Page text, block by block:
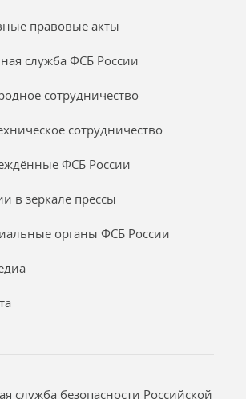
правовые акты
служба ФСБ России
сотрудничество
сотрудничество
ФСБ России
в зеркале прессы
органы ФСБ России
служба безопасности Российской